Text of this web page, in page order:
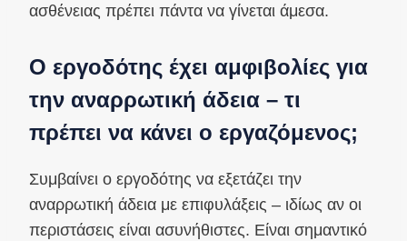
ασθένειας πρέπει πάντα να γίνεται άμεσα.
Ο εργοδότης έχει αμφιβολίες για
την αναρρωτική άδεια – τι
πρέπει να κάνει ο εργαζόμενος;
Συμβαίνει ο εργοδότης να εξετάζει την
αναρρωτική άδεια με επιφυλάξεις – ιδίως αν οι
περιστάσεις είναι ασυνήθιστες. Είναι σημαντικό